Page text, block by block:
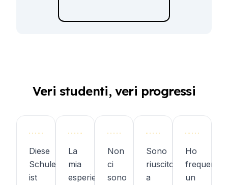
Veri studenti, veri progressi
Diese
Schule
ist
La
mia
esperienza
Non
ci
sono
Sono
riuscito/a
a
Ho
un